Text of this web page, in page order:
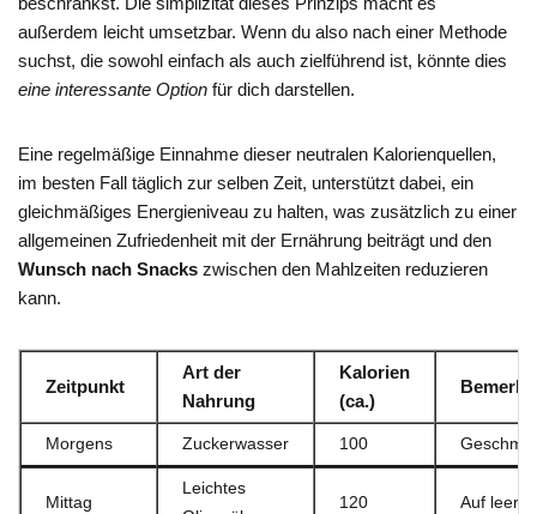
außerdem leicht umsetzbar. Wenn du also nach einer Methode
suchst, die sowohl einfach als auch zielführend ist, könnte dies
eine interessante Option für dich darstellen.
Eine regelmäßige Einnahme dieser neutralen Kalorienquellen,
im besten Fall täglich zur selben Zeit, unterstützt dabei, ein
gleichmäßiges Energieniveau zu halten, was zusätzlich zu einer
allgemeinen Zufriedenheit mit der Ernährung beiträgt und den
Wunsch nach Snacks zwischen den Mahlzeiten reduzieren
kann.
Zeitpunkt
Art der
Nahrung
Kalorien
(ca.)
Morgens Zuckerwasser 100
Mittag
Leichtes
120 Auf